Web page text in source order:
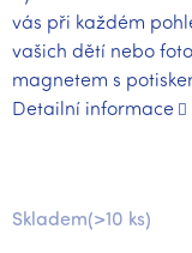
Skladem(>10 ks)
vás při každém
vašich dětí nebo
magnetem s
Detailní informace